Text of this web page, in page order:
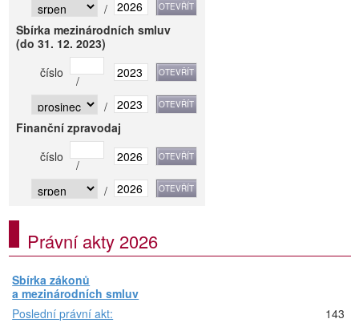
/
Sbírka mezinárodních smluv
(do 31. 12. 2023)
číslo
/
/
Finanční zpravodaj
číslo
/
/
Právní akty 2026
Sbírka zákonů
a mezinárodních smluv
Poslední právní akt:
143